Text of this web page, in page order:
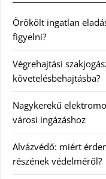
Örökölt ingatlan
figyelni?
Végrehajtási
követelésbehajtásba?
Nagykerekű
városi ingázáshoz
Alvázvédő: miért
részének védelméről?